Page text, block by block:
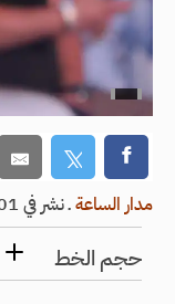
مدار الساعةـنشر في 2025/08/01 الساعة 20:07
حجم الخط